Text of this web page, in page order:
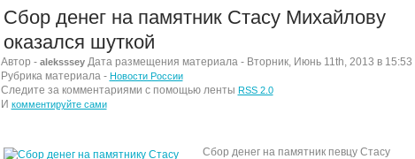
Сбор денег на памятник Стасу Михайлову
оказался шуткой
Автор - alekssseyДата размещения материала - Вторник, Июнь 11th, 2013 в 15:53
Рубрика материала - Новости России
Следите за комментариями с помощью ленты RSS 2.0
И комментируйте сами
Сбор денег на памятник певцу Стасу